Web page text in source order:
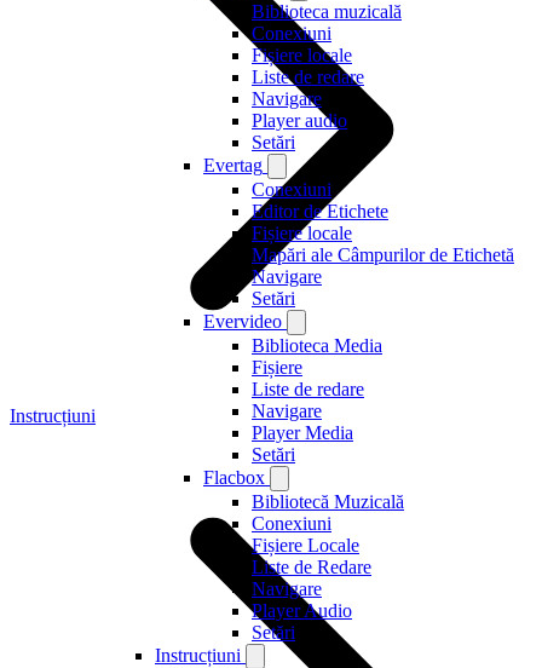
Biblioteca muzicală
Conexiuni
Fișiere locale
Liste de redare
Navigare
Player audio
Setări
Evertag
Conexiuni
Editor de Etichete
Fișiere locale
Mapări ale Câmpurilor de Etichetă
Navigare
Setări
Evervideo
Biblioteca Media
Fișiere
Liste de redare
Navigare
Player Media
Setări
Flacbox
Bibliotecă Muzicală
Conexiuni
Fișiere Locale
Liste de Redare
Navigare
Player Audio
Setări
Instrucțiuni
Instrucțiuni